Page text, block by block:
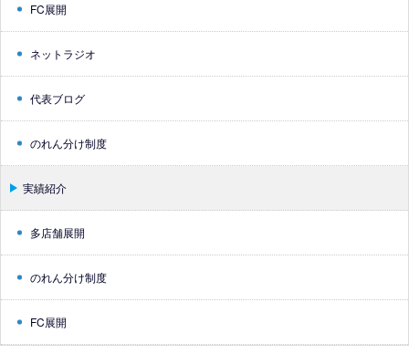
FC展開
ネットラジオ
代表ブログ
のれん分け制度
実績紹介
多店舗展開
のれん分け制度
FC展開